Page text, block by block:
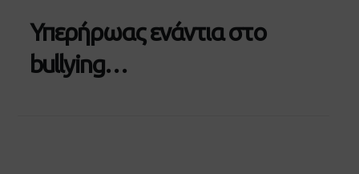
Υπερήρωας ενάντια στο
bullying…